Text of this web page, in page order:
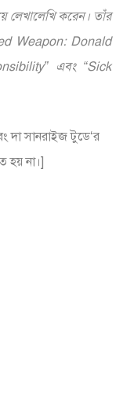
লেখালেখি করেন। তাঁর
Weapon: Donald
এবং “Sick
দা সানরাইজ টুডে‘র
হয় না।]